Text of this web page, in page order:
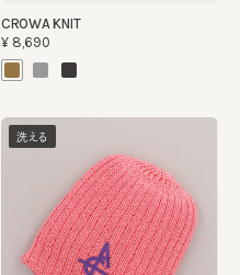
CROWA KNIT
¥8,690
洗える